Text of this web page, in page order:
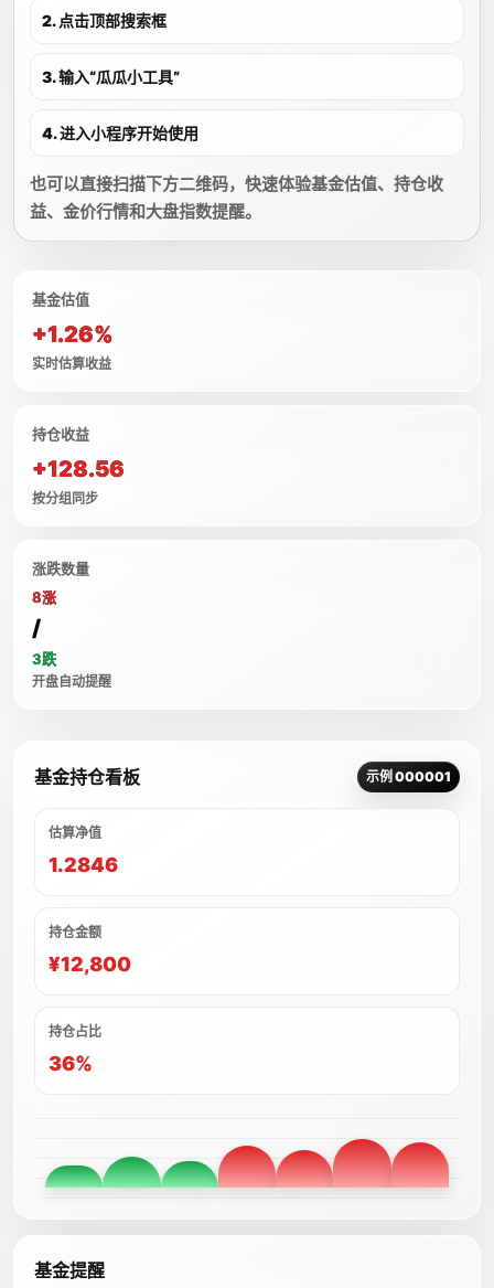
2. 点击顶部搜索框
3. 输入“瓜瓜小工具”
4. 进入小程序开始使用
也可以直接扫描下方二维码，快速体验基金估值、持仓收
益、金价行情和大盘指数提醒。
基金估值
+1.26%
实时估算收益
持仓收益
+128.56
按分组同步
涨跌数量
8涨
/
3跌
开盘自动提醒
基金持仓看板 示例 000001
估算净值
1.2846
持仓金额
¥12,800
持仓占比
36%
基金提醒